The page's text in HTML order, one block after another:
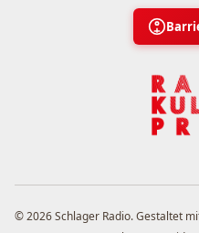
© 2026 Schlager Radio. Gestaltet